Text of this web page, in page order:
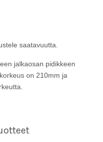
saatavuutta.
jalkaosan pidikkeen
on 210mm ja